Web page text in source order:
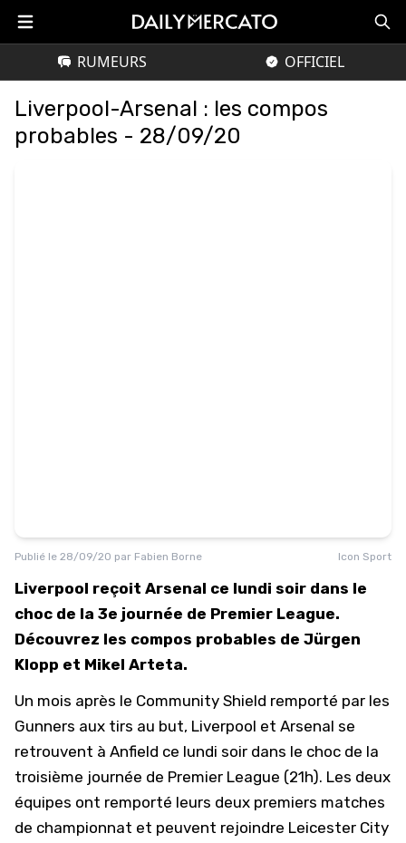
RUMEURS OFFICIEL
Liverpool-Arsenal : les compos
probables - 28/09/20
Publié le 28/09/20 par Fabien Borne Icon Sport
Liverpool reçoit Arsenal ce lundi soir dans le
choc de la 3e journée de Premier League.
Découvrez les compos probables de Jürgen
Klopp et Mikel Arteta.
Un mois après le Community Shield remporté par les
Gunners aux tirs au but, Liverpool et Arsenal se
retrouvent à Anfield ce lundi soir dans le choc de la
troisième journée de Premier League (21h). Les deux
équipes ont remporté leurs deux premiers matches
de championnat et peuvent rejoindre Leicester City